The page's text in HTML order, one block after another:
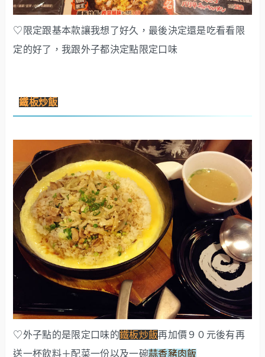
♡限定跟基本款讓我想了好久，最後決定還是吃看看限
定的好了，我跟外子都決定點限定口味
鐵板炒飯
♡外子點的是限定口味的鐵板炒飯再加價９０元後有再
送一杯飲料＋配菜一份以及一碗蒜香豬肉飯